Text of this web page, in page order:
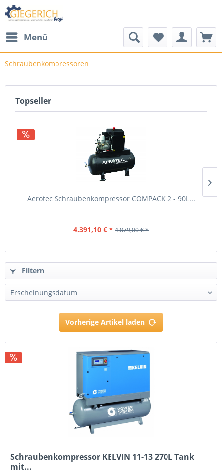
Menü
Schraubenkompressoren
Topseller
Aerotec Schraubenkompressor COMPACK 2 - 90L...
4.391,10 € * 4.879,00 € *
Filtern
Vorherige Artikel laden
Schraubenkompressor KELVIN 11-13 270L Tank
mit...